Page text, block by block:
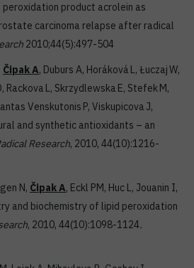
peroxidation product acrolein as
carcinoma relapse after radical
2010;44(5):497-504
ČipakA, Duburs A, HorákováL, ŁuczajW,
RackovaL, SkrzydlewskaE, StefekM,
Venskutonis P, ViskupicovaJ,
and synthetic antioxidants – an
Research, 2010, 44(10):1216-
N, Čipak A, Eckl PM, Huc L, Jouanin I,
and biochemistry of lipid peroxidation
, 2010, 44(10):1098-1124.